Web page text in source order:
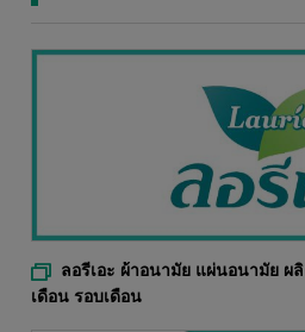
ลอรีเอะ ผ้าอนามัย แผ่นอนามัย
เดือน รอบเดือน